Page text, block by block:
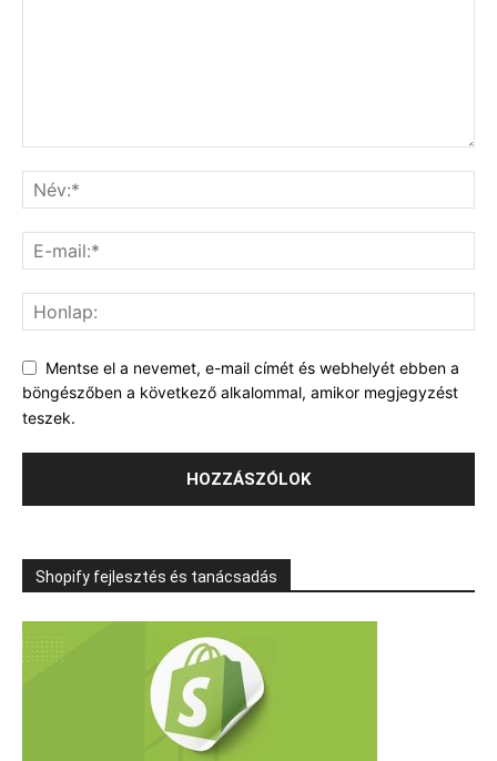
Mentse el a nevemet, e-mail címét és webhelyét ebben a
böngészőben a következő alkalommal, amikor megjegyzést
teszek.
Shopify fejlesztés és tanácsadás